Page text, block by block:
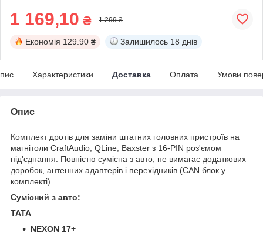
1 169,10 ₴ 1 299 ₴
Економія 129.90 ₴ Залишилось 18 днів
Характеристики Доставка Оплата Умови
Опис
Комплект дротів для заміни штатних головних пристроїв на
магнітоли CraftAudio, QLine, Baxster з 16-PIN роз'ємом
під'єднання. Повністю сумісна з авто, не вимагає додаткових
доробок, антенних адаптерів і перехідників (CAN блок у
комплекті).
Сумісний з авто:
TATA
NEXON 17+